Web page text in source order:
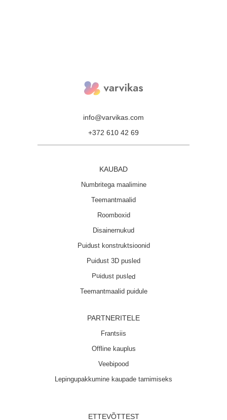
info@varvikas.com
Lepingupakkumine kaupade tarnimiseks
Veebipood
Offline kauplus
Frantsiis
PARTNERITELE
ETTEVÕTTEST
+372 610 42 69
Puidust konstruktsioonid
Disainernukud
Roomboxid
Puidust 3D pusled
Teemantmaalid
Numbritega maalimine
KAUBAD
Puidust pusled
Teemantmaalid puidule